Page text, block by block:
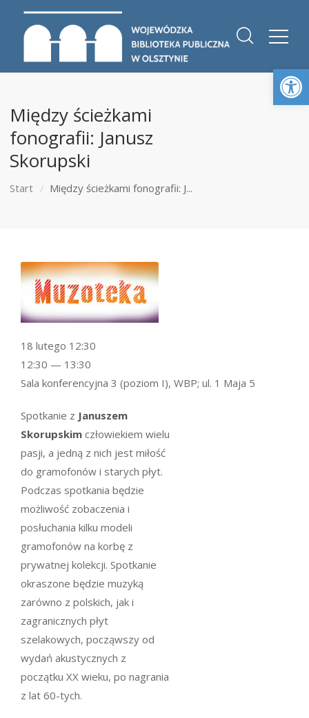
Między ścieżkami
fonografii: Janusz
Skorupski
Start Między ścieżkami fonografii: J...
Spotkanie z Januszem
Skorupskim człowiekiem wielu
pasji, a jedną z nich jest miłość
do gramofonów i starych płyt.
Podczas spotkania będzie
możliwość zobaczenia i
posłuchania kilku modeli
gramofonów na korbę z
prywatnej kolekcji. Spotkanie
okraszone będzie muzyką
zarówno z polskich, jak i
zagranicznych płyt
szelakowych, począwszy od
wydań akustycznych z
początku XX wieku, po nagrania
z lat 60-tych.
18 lutego 12:30
12:30 — 13:30
Sala konferencyjna 3 (poziom I), WBP; ul. 1 Maja 5